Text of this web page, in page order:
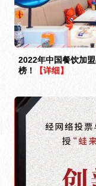
2022年中国餐饮加
榜！
【详细】